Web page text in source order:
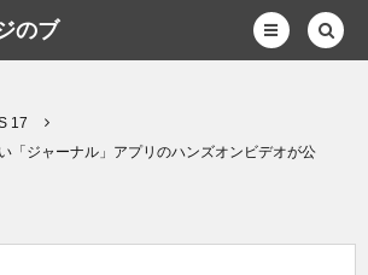
のブ
17
「ジャーナル」アプリのハンズオンビデオが公